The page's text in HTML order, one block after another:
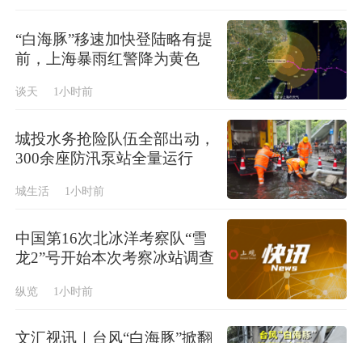
“白海豚”移速加快登陆略有提
前，上海暴雨红警降为黄色
谈天 1小时前
城投水务抢险队伍全部出动，
300余座防汛泵站全量运行
城生活 1小时前
中国第16次北冰洋考察队“雪
龙2”号开始本次考察冰站调查
纵览 1小时前
文汇视讯｜台风“白海豚”掀翻